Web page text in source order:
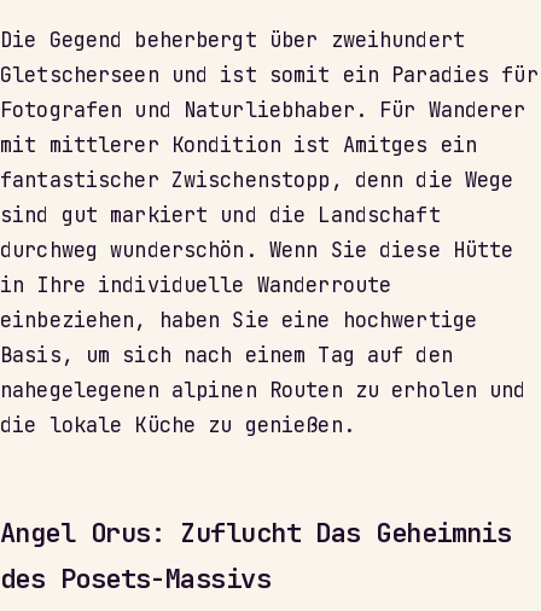
Die Gegend beherbergt über zweihundert
Gletscherseen und ist somit ein Paradies für
Fotografen und Naturliebhaber. Für Wanderer
mit mittlerer Kondition ist Amitges ein
fantastischer Zwischenstopp, denn die Wege
sind gut markiert und die Landschaft
durchweg wunderschön. Wenn Sie diese Hütte
in Ihre individuelle Wanderroute
einbeziehen, haben Sie eine hochwertige
Basis, um sich nach einem Tag auf den
nahegelegenen alpinen Routen zu erholen und
die lokale Küche zu genießen.
Angel Orus: Zuflucht Das Geheimnis
des Posets-Massivs